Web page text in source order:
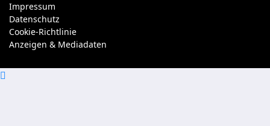
Impressum
Datenschutz
Cookie-Richtlinie
Anzeigen & Mediadaten